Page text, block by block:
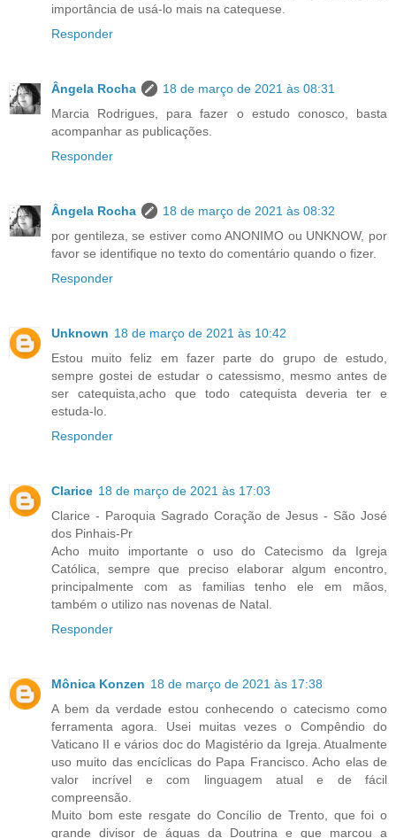
importância de usá-lo mais na catequese.
Responder
Ângela Rocha
18 de março de 2021 às 08:31
Marcia Rodrigues, para fazer o estudo conosco, basta
acompanhar as publicações.
Responder
Ângela Rocha
18 de março de 2021 às 08:32
por gentileza, se estiver como ANONIMO ou UNKNOW, por
favor se identifique no texto do comentário quando o fizer.
Responder
Unknown 18 de março de 2021 às 10:42
Estou muito feliz em fazer parte do grupo de estudo,
sempre gostei de estudar o catessismo, mesmo antes de
ser catequista,acho que todo catequista deveria ter e
estuda-lo.
Responder
Clarice 18 de março de 2021 às 17:03
Clarice - Paroquia Sagrado Coração de Jesus - São José
dos Pinhais-Pr
Acho muito importante o uso do Catecismo da Igreja
Católica, sempre que preciso elaborar algum encontro,
principalmente com as familias tenho ele em mãos,
também o utilizo nas novenas de Natal.
Responder
Mônica Konzen 18 de março de 2021 às 17:38
A bem da verdade estou conhecendo o catecismo como
ferramenta agora. Usei muitas vezes o Compêndio do
Vaticano II e vários doc do Magistério da Igreja. Atualmente
uso muito das encíclicas do Papa Francisco. Acho elas de
valor incrível e com linguagem atual e de fácil
compreensão.
Muito bom este resgate do Concílio de Trento, que foi o
grande divisor de águas da Doutrina e que marcou a